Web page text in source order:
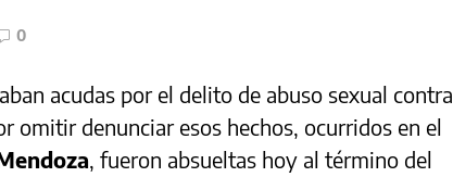
0
acudas por el delito de abuso sexual contra
omitir denunciar esos hechos, ocurridos en el
, fueron absueltas hoy al término del